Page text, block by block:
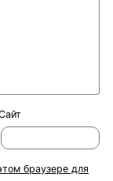
браузере для